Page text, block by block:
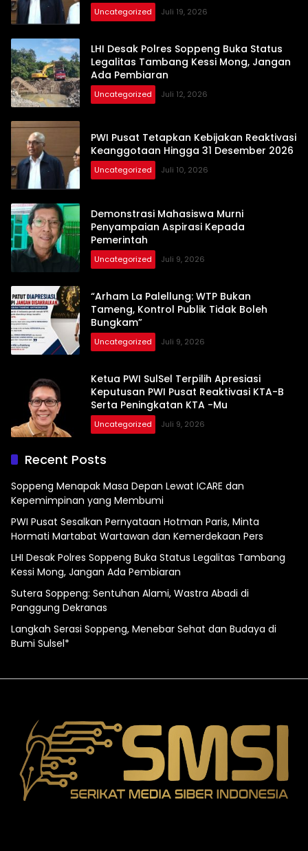
Uncategorized Juli 19, 2026
LHI Desak Polres Soppeng Buka Status
Legalitas Tambang Kessi Mong, Jangan
Ada Pembiaran
Uncategorized Juli 12, 2026
PWI Pusat Tetapkan Kebijakan Reaktivasi
Keanggotaan Hingga 31 Desember 2026
Uncategorized Juli 10, 2026
Demonstrasi Mahasiswa Murni
Penyampaian Aspirasi Kepada
Pemerintah
Uncategorized Juli 9, 2026
“Arham La Palellung: WTP Bukan
Tameng, Kontrol Publik Tidak Boleh
Bungkam”
Uncategorized Juli 9, 2026
Ketua PWI SulSel Terpilih Apresiasi
Keputusan PWI Pusat Reaktivasi KTA-B
Serta Peningkatan KTA -Mu
Uncategorized Juli 9, 2026
Recent Posts
Soppeng Menapak Masa Depan Lewat ICARE dan
Kepemimpinan yang Membumi
PWI Pusat Sesalkan Pernyataan Hotman Paris, Minta
Hormati Martabat Wartawan dan Kemerdekaan Pers
LHI Desak Polres Soppeng Buka Status Legalitas Tambang
Kessi Mong, Jangan Ada Pembiaran
Sutera Soppeng: Sentuhan Alami, Wastra Abadi di
Panggung Dekranas
Langkah Serasi Soppeng, Menebar Sehat dan Budaya di
Bumi Sulsel*